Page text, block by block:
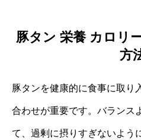
豚タン 栄養 カロリ
方
豚タンを健康的に食事に取り
合わせが重要です。バランス
て、過剰に摂りすぎないよう